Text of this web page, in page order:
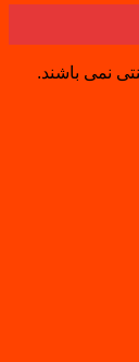
نمی باشند.